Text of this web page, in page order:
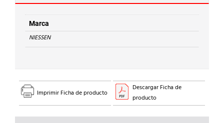
Marca
NIESSEN
Imprimir Ficha de producto
Descargar Ficha de
producto